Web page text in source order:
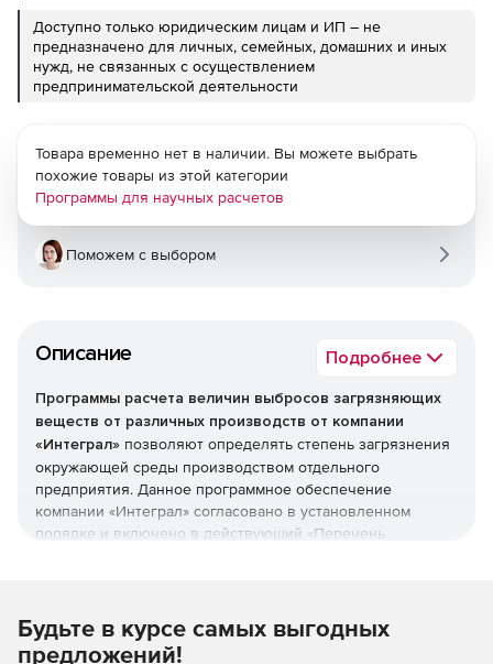
Доступно только юридическим лицам и ИП – не
предназначено для личных, семейных, домашних и иных
нужд, не связанных с осуществлением
предпринимательской деятельности
Описание Подробнее
Программы расчета величин выбросов загрязняющих
веществ от различных производств от компании
«Интеграл» позволяют определять степень загрязнения
окружающей среды производством отдельного
предприятия. Данное программное обеспечение
компании «Интеграл» согласовано в установленном
порядке и включено в действующий «Перечень
«АЗС-Эколог 2.0»
предназначено для оценки
Товара временно нет в наличии. Вы можете выбрать
похожие товары из этой категории
Программы для научных расчетов
Поможем с выбором
Будьте в курсе самых выгодных
предложений!